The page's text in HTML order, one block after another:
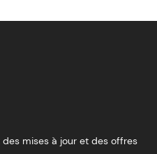
mises à jour et des offres